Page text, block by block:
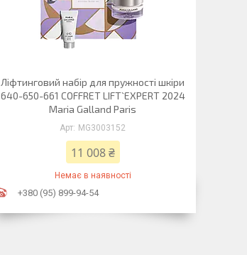
Ліфтинговий набір для пружності шкіри
640-650-661 COFFRET LIFT`EXPERT 2024
Maria Galland Paris
MG3003152
11 008 ₴
Немає в наявності
+380 (95) 899-94-54